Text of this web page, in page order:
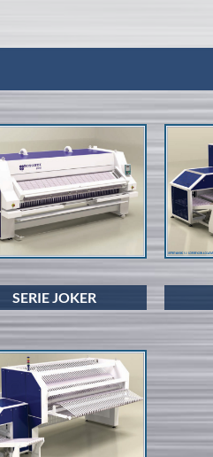
SERIE JOKER